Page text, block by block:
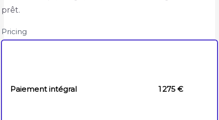
prêt.
Pricing
Paiement intégral 1 275 €